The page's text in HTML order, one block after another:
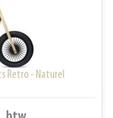
Retro - Naturel